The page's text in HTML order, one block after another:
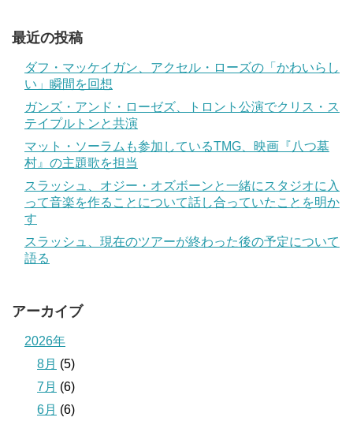
最近の投稿
ダフ・マッケイガン、アクセル・ローズの「かわいらし
い」瞬間を回想
ガンズ・アンド・ローゼズ、トロント公演でクリス・ス
テイプルトンと共演
マット・ソーラムも参加しているTMG、映画『八つ墓
村』の主題歌を担当
スラッシュ、オジー・オズボーンと一緒にスタジオに入
って音楽を作ることについて話し合っていたことを明か
す
スラッシュ、現在のツアーが終わった後の予定について
語る
アーカイブ
2026年
8月 (5)
7月 (6)
6月 (6)